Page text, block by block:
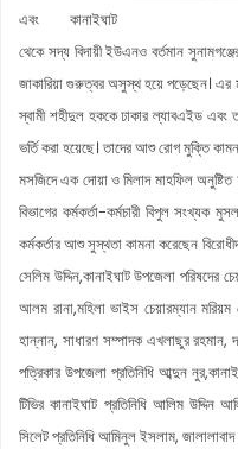
এবং কানাইঘাট
থেকে সদ্য বিদায়ী ইউএনও বর্তমান
জাকারিয়া গুরুত্বর অসুস্থ হয়ে পড়েছেন। এর
স্বামী শহীদুল হককে ঢাকার ল্যাবএইড এবং
ভর্তি করা হয়েছে। তাদের আশু রোগ মুক্তি
মসজিদে এক দোয়া ও মিলাদ মাহফিল
বিভাগের কর্মকর্তা-কর্মচারী বিপুল সংখ্যক
কর্মকর্তার আশু সুস্থতা কামনা করেছেন
সেলিম উদ্দিন,কানাইঘাট উপজেলা পরিষদের
আলম রানা,মহিলা ভাইস চেয়ারম্যান মরিয়ম
হান্নান, সাধারণ সম্পাদক এখলাছুর রহমান,
পত্রিকার উপজেলা প্রতিনিধি আব্দুন
টিভির কানাইঘাট প্রতিনিধি আলিম
সিলেট প্রতিনিধি আমিনুল ইসলাম,